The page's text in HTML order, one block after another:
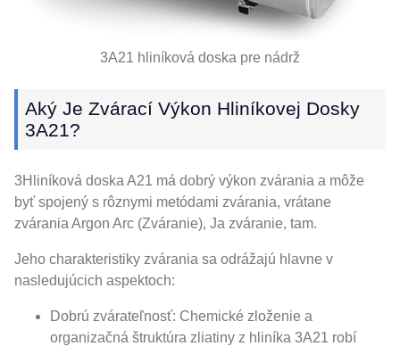
3A21 hliníková doska pre nádrž
Aký Je Zvárací Výkon Hliníkovej Dosky
3A21?
3Hliníková doska A21 má dobrý výkon zvárania a môže
byť spojený s rôznymi metódami zvárania, vrátane
zvárania Argon Arc (Zváranie), Ja zváranie, tam.
Jeho charakteristiky zvárania sa odrážajú hlavne v
nasledujúcich aspektoch:
Dobrú zvárateľnosť: Chemické zloženie a
organizačná štruktúra zliatiny z hliníka 3A21 robí